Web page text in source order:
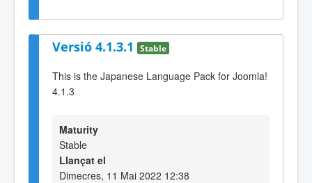
Versió 4.1.3.1 Stable
This is the Japanese Language Pack for Joomla!
4.1.3
Maturity
Stable
Llançat el
Dimecres, 11 Mai 2022 12:38